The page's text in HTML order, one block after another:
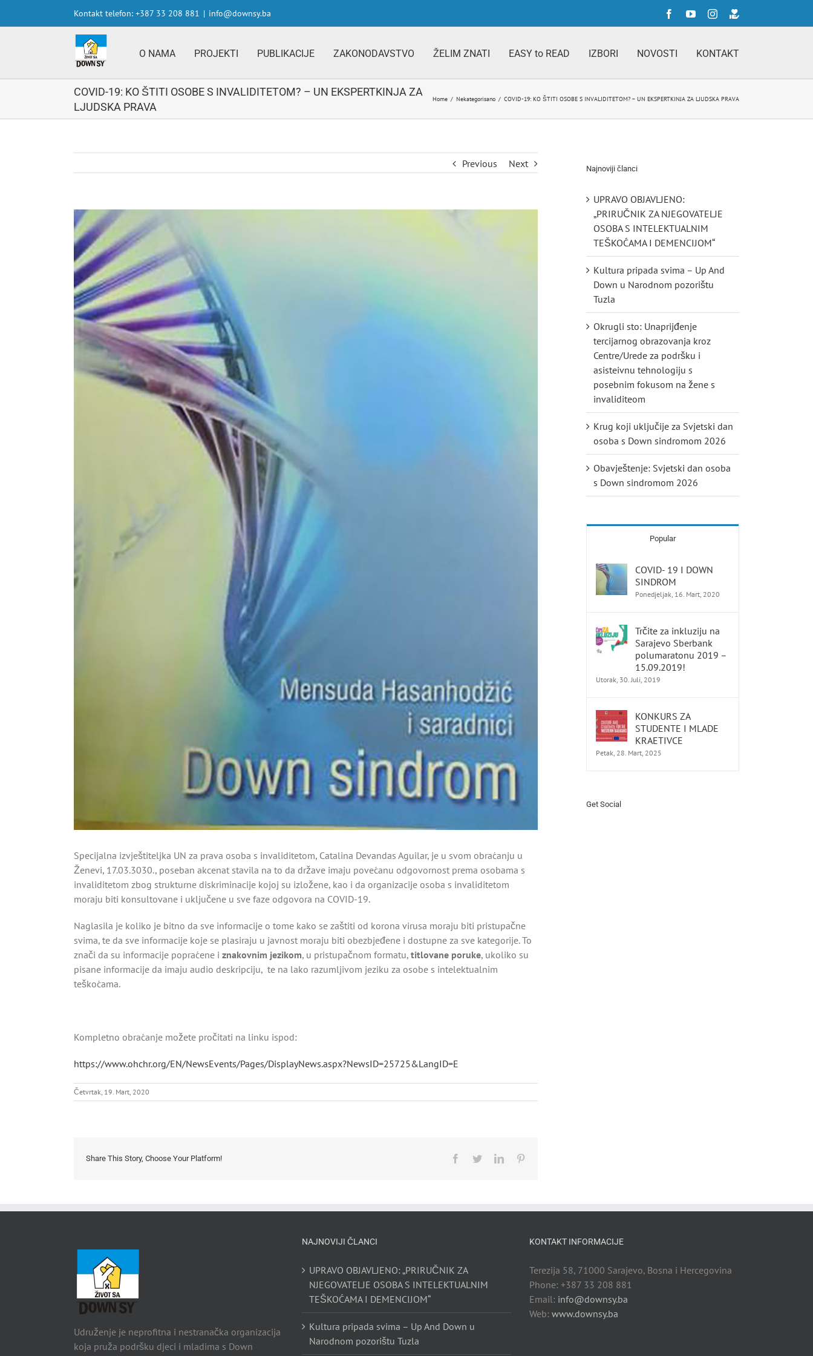
Kontakt telefon: +387 33 208 881 | info@downsy.ba FacebookYouTubeInstagram
Doniraj
O NAMA PROJEKTI PUBLIKACIJE ZAKONODAVSTVO ŽELIM ZNATI EASY to READ IZBORI NOVOSTI KONTAKT
COVID-19: KO ŠTITI OSOBE S INVALIDITETOM? – UN EKSPERTKINJA ZA
LJUDSKA PRAVA
Home / Nekategorisano / COVID-19: KO ŠTITI OSOBE S INVALIDITETOM? – UN EKSPERTKINJA ZA LJUDSKA PRAVA
Previous Next
View
Larger
Image
Specijalna izvještiteljka UN za prava osoba s invaliditetom, Catalina Devandas Aguilar, je u svom obraćanju u
Ženevi, 17.03.3030., poseban akcenat stavila na to da države imaju povećanu odgovornost prema osobama s
invaliditetom zbog strukturne diskriminacije kojoj su izložene, kao i da organizacije osoba s invaliditetom
moraju biti konsultovane i uključene u sve faze odgovora na COVID-19.
Naglasila je koliko je bitno da sve informacije o tome kako se zaštiti od korona virusa moraju biti pristupačne
svima, te da sve informacije koje se plasiraju u javnost moraju biti obezbjeđene i dostupne za sve kategorije. To
znači da su informacije popraćene i znakovnim jezikom, u pristupačnom formatu, titlovane poruke, ukoliko su
pisane informacije da imaju audio deskripciju, te na lako razumljivom jeziku za osobe s intelektualnim
teškoćama.
Kompletno obraćanje možete pročitati na linku ispod:
https://www.ohchr.org/EN/NewsEvents/Pages/DisplayNews.aspx?NewsID=25725&LangID=E
Četvrtak, 19. Mart, 2020
Share This Story, Choose Your Platform! Facebook
TwitterLinkedIn
Najnoviji članci
UPRAVO OBJAVLJENO:
„PRIRUČNIK ZA NJEGOVATELJE
OSOBA S INTELEKTUALNIM
TEŠKOĆAMA I DEMENCIJOM“
Kultura pripada svima – Up And
Down u Narodnom pozorištu
Tuzla
Okrugli sto: Unaprijđenje
tercijarnog obrazovanja kroz
Centre/Urede za podršku i
asisteivnu tehnologiju s
posebnim fokusom na žene s
invaliditeom
Krug koji uključije za Svjetski dan
osoba s Down sindromom 2026
Obavještenje: Svjetski dan osoba
s Down sindromom 2026
Popular
COVID- 19 I DOWN
SINDROM
Ponedjeljak, 16. Mart, 2020
Trčite za inkluziju na
Sarajevo Sberbank
polumaratonu 2019 –
15.09.2019!
Utorak, 30. Juli, 2019
KONKURS ZA
STUDENTE I MLADE
KRAETIVCE
Petak, 28. Mart, 2025
Get Social
Udruženje je neprofitna i nestranačka organizacija
koja pruža podršku djeci i mladima s Down
NAJNOVIJI ČLANCI
UPRAVO OBJAVLJENO: „PRIRUČNIK ZA
NJEGOVATELJE OSOBA S INTELEKTUALNIM
TEŠKOĆAMA I DEMENCIJOM“
Kultura pripada svima – Up And Down u
Narodnom pozorištu Tuzla
KONTAKT INFORMACIJE
Terezija 58, 71000 Sarajevo, Bosna i Hercegovina
Phone: +387 33 208 881
Email: info@downsy.ba
Web:www.downsy.ba